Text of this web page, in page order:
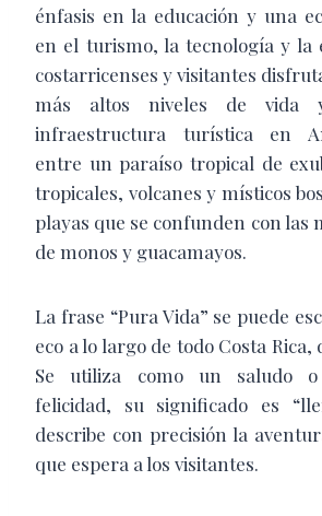
énfasis en la educación y una
en el turismo, la tecnología y la
costarricenses y visitantes
más altos niveles de vida
infraestructura turística en
entre un paraíso tropical de
tropicales, volcanes y místicos
playas que se confunden con las
de monos y guacamayos.
La frase “Pura Vida” se puede
eco a lo largo de todo Costa Rica,
Se utiliza como un saludo
felicidad, su significado es
describe con precisión la
que espera a los visitantes.